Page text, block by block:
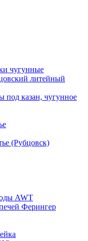
чугунные
литейный
под казан, чугунное
(Рубцовск)
AWT
Ферингер